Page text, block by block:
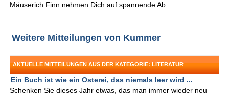
Mäuserich Finn nehmen Dich auf spannende Ab
Weitere Mitteilungen von Kummer
AKTUELLE MITTEILUNGEN AUS DER KATEGORIE: LITERATUR
Ein Buch ist wie ein Osterei, das niemals leer wird ...
Schenken Sie dieses Jahr etwas, das man immer wieder neu